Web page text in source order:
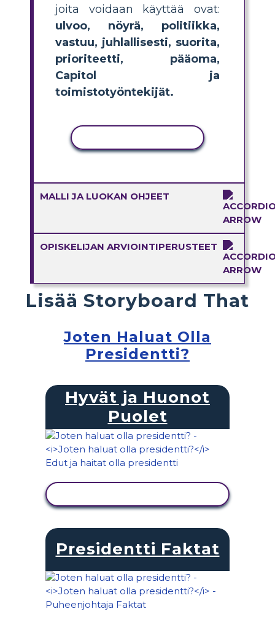
joita voidaan käyttää ovat:
ulvoo, nöyrä, politiikka,
vastuu, juhlallisesti, suorita,
prioriteetti, pääoma,
Capitol ja
toimistotyöntekijät.
MALLI JA LUOKAN OHJEET
OPISKELIJAN ARVIOINTIPERUSTEET
Lisää Storyboard That
Joten Haluat Olla
Presidentti?
Hyvät ja Huonot
Puolet
Presidentti Faktat